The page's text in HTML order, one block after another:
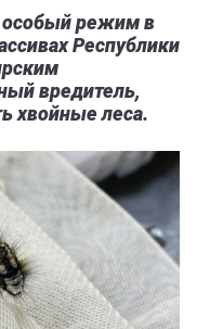
особый режим в
Республики
вредитель,
хвойные леса.